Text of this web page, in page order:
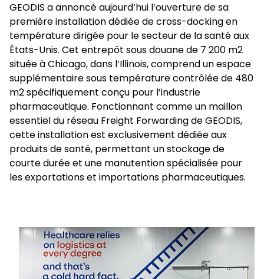
Sélectionner un pays et une langue
Switzerland​ - FR
GEODIS a annoncé aujourd’hui l’ouverture de sa
première installation dédiée de cross-docking en
température dirigée pour le secteur de la santé aux
États-Unis. Cet entrepôt sous douane de 7 200 m2
située à Chicago, dans l’Illinois, comprend un espace
supplémentaire sous température contrôlée de 480
m2 spécifiquement conçu pour l’industrie
pharmaceutique. Fonctionnant comme un maillon
essentiel du réseau Freight Forwarding de GEODIS,
cette installation est exclusivement dédiée aux
produits de santé, permettant un stockage de
courte durée et une manutention spécialisée pour
les exportations et importations pharmaceutiques.
Keepeek